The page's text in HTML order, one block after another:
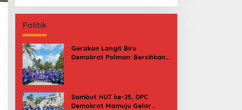
Politik
Gerakan Langit Biru
Demokrat Polman: Bersihkan
Sambut HUT ke-25, DPC
Demokrat Mamuju Gelar